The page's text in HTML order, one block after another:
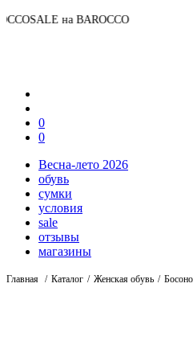
BAROCCO SALE на
0
0
Весна-лето 2026
обувь
сумки
условия
sale
отзывы
магазины
Главная Каталог Женская обувь